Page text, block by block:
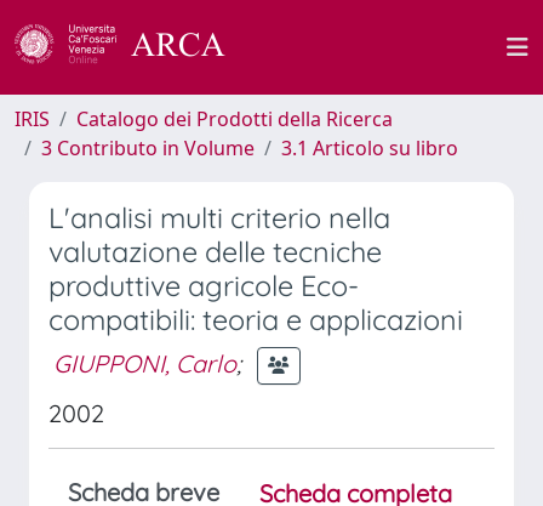
IRIS
Catalogo dei Prodotti della Ricerca
3 Contributo in Volume
3.1 Articolo su libro
L'analisi multi criterio nella
valutazione delle tecniche
produttive agricole Eco-
compatibili: teoria e applicazioni
GIUPPONI, Carlo;
2002
Scheda breve
Scheda completa